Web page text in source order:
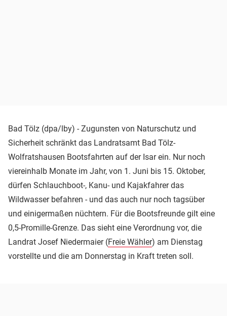
Bad Tölz (dpa/lby) - Zugunsten von Naturschutz und
Sicherheit schränkt das Landratsamt Bad Tölz-
Wolfratshausen Bootsfahrten auf der Isar ein. Nur noch
viereinhalb Monate im Jahr, von 1. Juni bis 15. Oktober,
dürfen Schlauchboot-, Kanu- und Kajakfahrer das
Wildwasser befahren - und das auch nur noch tagsüber
und einigermaßen nüchtern. Für die Bootsfreunde gilt eine
0,5-Promille-Grenze. Das sieht eine Verordnung vor, die
Landrat Josef Niedermaier (Freie Wähler) am Dienstag
vorstellte und die am Donnerstag in Kraft treten soll.